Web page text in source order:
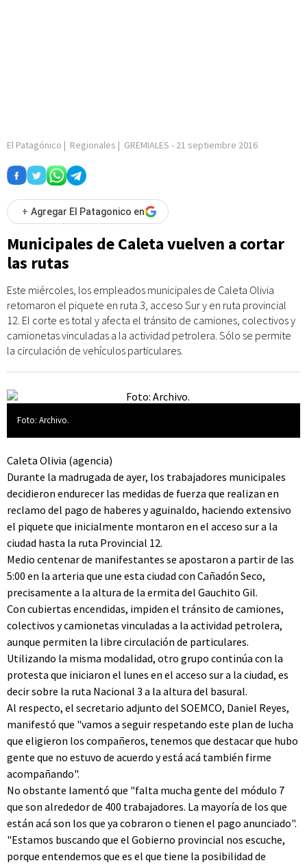
El Patagónico | Regionales | GREMIALES - 21 septiembre 2016
+ Agregar El Patagonico en
Municipales de Caleta vuelven a cortar
las rutas
Este miércoles, los empleados municipales de Caleta Olivia
retomaron el piquete en ruta 3, acceso Sur y en ruta provincial
12. El corte es total y afecta el tránsito de camiones, colectivos y
camionetas vinculadas a la actividad petrolera. Sólo se permite
la circulación de vehículos particulares.
Foto: Archivo.
Caleta Olivia (agencia)
Durante la madrugada de ayer, los trabajadores municipales
decidieron endurecer las medidas de fuerza que realizan en
reclamo del pago de haberes y aguinaldo, haciendo extensivo
el piquete que inicialmente montaron en el acceso sur a la
ciudad hasta la ruta Provincial 12.
Medio centenar de manifestantes se apostaron a partir de las
5:00 en la arteria que une esta ciudad con Cañadón Seco,
precisamente a la altura de la ermita del Gauchito Gil.
Con cubiertas encendidas, impiden el tránsito de camiones,
colectivos y camionetas vinculadas a la actividad petrolera,
aunque permiten la libre circulación de particulares.
Utilizando la misma modalidad, otro grupo continúa con la
protesta que iniciaron el lunes en el acceso sur a la ciudad, es
decir sobre la ruta Nacional 3 a la altura del basural.
Al respecto, el secretario adjunto del SOEMCO, Daniel Reyes,
manifestó que "vamos a seguir respetando este plan de lucha
que eligieron los compañeros, tenemos que destacar que hubo
gente que no estuvo de acuerdo y está acá también firme
acompañando".
No obstante lamentó que "falta mucha gente del módulo 7
que son alrededor de 400 trabajadores. La mayoría de los que
están acá son los que ya cobraron o tienen el pago anunciado".
"Estamos buscando que el Gobierno provincial nos escuche,
porque entendemos que es el que tiene la posibilidad de